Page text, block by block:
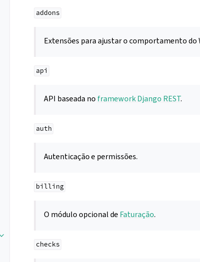
Toggle navigation of Instruções de configuração
addons
Extensões para ajustar o comportamento do
api
API baseada no framework Django REST.
auth
Autenticação e permissões.
billing
O módulo opcional de Faturação.
checks